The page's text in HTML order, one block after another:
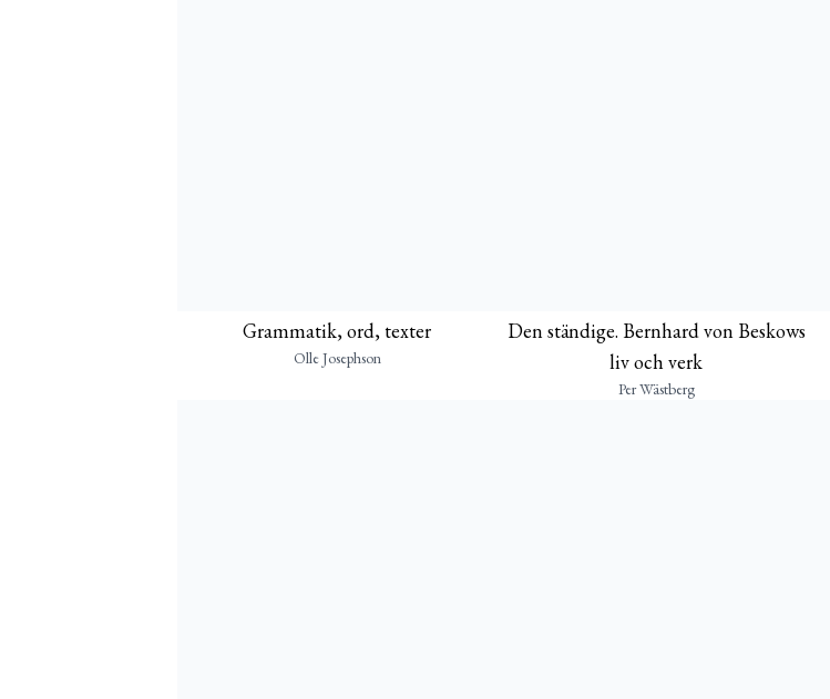
Grammatik, ord, texter
Olle Josephson
Den ständige. Bernhard von Beskows
liv och verk
Per Wästberg